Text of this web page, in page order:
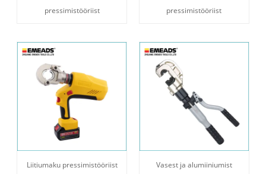
pressimistööriist
pressimistööriist
Liitiumaku pressimistööriist
Vasest ja alumiiniumist